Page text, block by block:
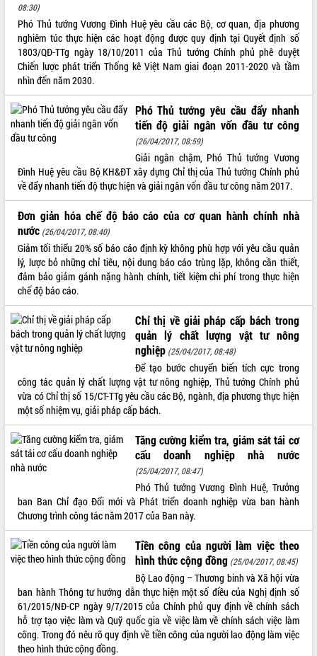
QUY HOẠCH - KẾ HOẠCH
VIDEO
Không có file video nào để phát.
ALBUM ẢNH
THỐNG KÊ TRUY CẬP
Hôm nay: 3630
Tất cả: 66089298
08:30)
Phó Thủ tướng Vương Đình Huệ yêu cầu các Bộ, cơ quan, địa phương
nghiêm túc thực hiện các hoạt động được quy định tại Quyết định số
1803/QĐ-TTg ngày 18/10/2011 của Thủ tướng Chính phủ phê duyệt
Chiến lược phát triển Thống kê Việt Nam giai đoạn 2011-2020 và tầm
nhìn đến năm 2030.
Phó Thủ tướng yêu cầu đẩy nhanh
tiến độ giải ngân vốn đầu tư công
(26/04/2017, 08:59)
Giải ngân chậm, Phó Thủ tướng Vương
Đình Huệ yêu cầu Bộ KH&ĐT xây dựng Chỉ thị của Thủ tướng Chính phủ
về đẩy nhanh tiến độ thực hiện và giải ngân vốn đầu tư công năm 2017.
Đơn giản hóa chế độ báo cáo của cơ quan hành chính nhà
nước (26/04/2017, 08:40)
Giảm tối thiểu 20% số báo cáo định kỳ không phù hợp với yêu cầu quản
lý, lược bỏ những chỉ tiêu, nội dung báo cáo trùng lặp, không cần thiết,
đảm bảo giảm gánh nặng hành chính, tiết kiệm chi phí trong thực hiện
chế độ báo cáo.
Chỉ thị về giải pháp cấp bách trong
quản lý chất lượng vật tư nông
nghiệp (25/04/2017, 08:48)
Để tạo bước chuyển biến tích cực trong
công tác quản lý chất lượng vật tư nông nghiệp, Thủ tướng Chính phủ
vừa có Chỉ thị số 15/CT-TTg yêu cầu các Bộ, ngành, địa phương thực hiện
một số nhiệm vụ, giải pháp cấp bách.
Tăng cường kiểm tra, giám sát tái cơ
cấu doanh nghiệp nhà nước
(25/04/2017, 08:47)
Phó Thủ tướng Vương Đình Huệ, Trưởng
ban Ban Chỉ đạo Đổi mới và Phát triển doanh nghiệp vừa ban hành
Chương trình công tác năm 2017 của Ban này.
Tiền công của người làm việc theo
hình thức cộng đồng (25/04/2017, 08:45)
Bộ Lao động – Thương binh và Xã hội vừa
ban hành Thông tư hướng dẫn thực hiện một số điều của Nghị định số
61/2015/NĐ-CP ngày 9/7/2015 của Chính phủ quy định về chính sách
hỗ trợ tạo việc làm và Quỹ quốc gia về việc làm về chính sách việc làm
công. Trong đó nêu rõ quy định về tiền công của người lao động làm việc
theo hình thức cộng đồng.